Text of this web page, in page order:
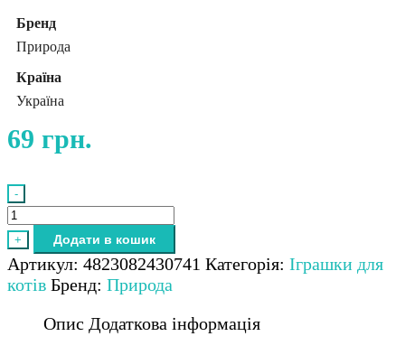
Бренд
Природа
Країна
Україна
69 грн.
-
Іграшка
Природа
«Курочка
з
повсті»
+ Додати в кошик
Артикул: 4823082430741 Категорія: Іграшки для
котів Бренд: Природа
Опис Додаткова інформація